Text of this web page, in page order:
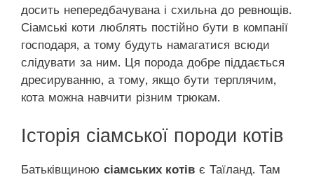
досить непередбачувана і схильна до ревнощів.
Сіамські коти люблять постійно бути в компанії
господаря, а тому будуть намагатися всюди
слідувати за ним. Ця порода добре піддається
дресируванню, а тому, якщо бути терплячим,
кота можна навчити різним трюкам.
Історія сіамської породи котів
Батьківщиною сіамських котів є Таїланд. Там